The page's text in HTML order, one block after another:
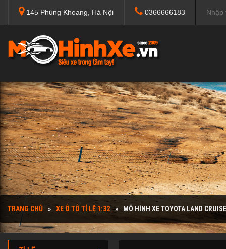
145 Phùng Khoang, Hà Nội 0366666183
TRANG CHỦ XE Ô TÔ TỈ LỆ 1:32 MÔ HÌNH XE TOYOTA LAND